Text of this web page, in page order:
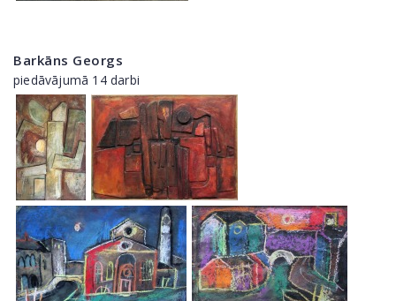
Barkāns Georgs
piedāvājumā 14 darbi